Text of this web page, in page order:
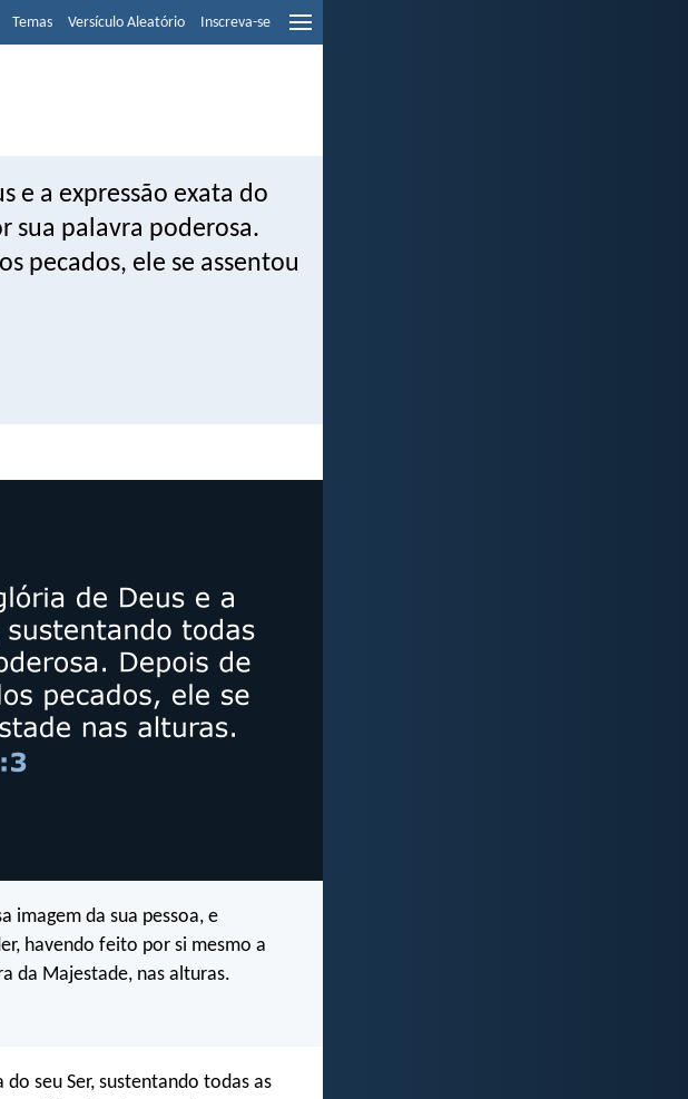
Temas Versículo Aleatório Inscreva-se
e a expressão exata do
sua palavra poderosa.
pecados, ele se assentou
imagem da sua pessoa, e
havendo feito por si mesmo a
da Majestade, nas alturas.
seu Ser, sustentando todas as